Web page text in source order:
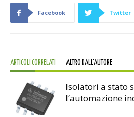
Facebook Twitter
ARTICOLI CORRELATI ALTRO DALL'AUTORE
Isolatori a stato
l’automazione